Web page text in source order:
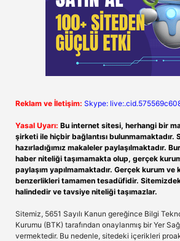
Reklam ve İletişim: Skype:
Yasal Uyarı: Bu internet sitesi, herhangi bir
şirketi ile hiçbir bağlantısı bulunmamaktadır.
hazırladığımız makaleler paylaşılmaktadır.
haber niteliği taşımamakta olup, gerçek
paylaşım yapılmamaktadır. Gerçek kurum ve
benzerlikleri tamamen tesadüfidir.
halindedir ve tavsiye niteliği taşımazlar.
Sitemiz, 5651 Sayılı Kanun gereğince Bilgi
Kurumu (BTK) tarafından onaylanmış bir Yer
vermektedir. Bu nedenle, sitedeki içerikleri